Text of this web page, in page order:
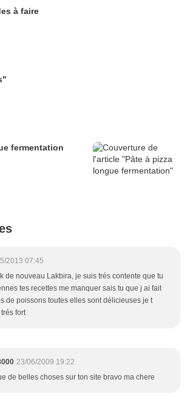
à faire
fermentation
2013 07:45
de nouveau Lakbira, je suis trés contente que tu
tes recettes me manquer sais tu que j ai fait
de poissons toutes elles sont délicieuses je t
fort
23/06/2009 19:22
de belles choses sur ton site bravo ma chere